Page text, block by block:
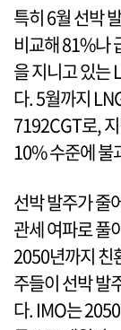
특히 6월 선박
비교해 81%나
을 지니고 있는
다. 5월까지
7192CGT로,
10% 수준에 불
선박 발주가 줄
관세 여파로 풀
2050년까지 친
주들이 선박 발
다. IMO는